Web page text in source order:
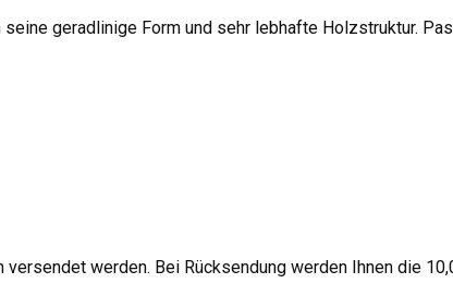
geradlinige Form und sehr lebhafte Holzstruktur.
werden. Bei Rücksendung werden Ihnen die